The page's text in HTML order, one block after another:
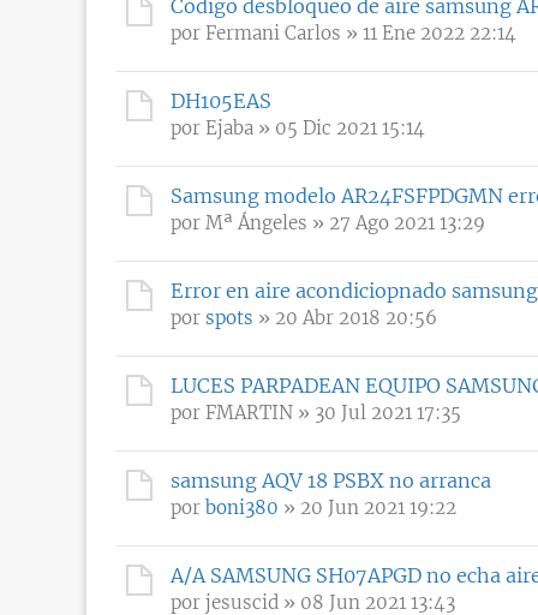
Código desbloqueo de aire samsung
por Fermani Carlos » 11 Ene 2022 22:14
DH105EAS
por Ejaba » 05 Dic 2021 15:14
Samsung modelo AR24FSFPDGMN
por Mª Ángeles » 27 Ago 2021 13:29
Error en aire acondiciopnado
por spots » 20 Abr 2018 20:56
LUCES PARPADEAN EQUIPO
por FMARTIN » 30 Jul 2021 17:35
samsung AQV 18 PSBX no arranca
por boni380 » 20 Jun 2021 19:22
A/A SAMSUNG SH07APGD no echa
por jesuscid » 08 Jun 2021 13:43